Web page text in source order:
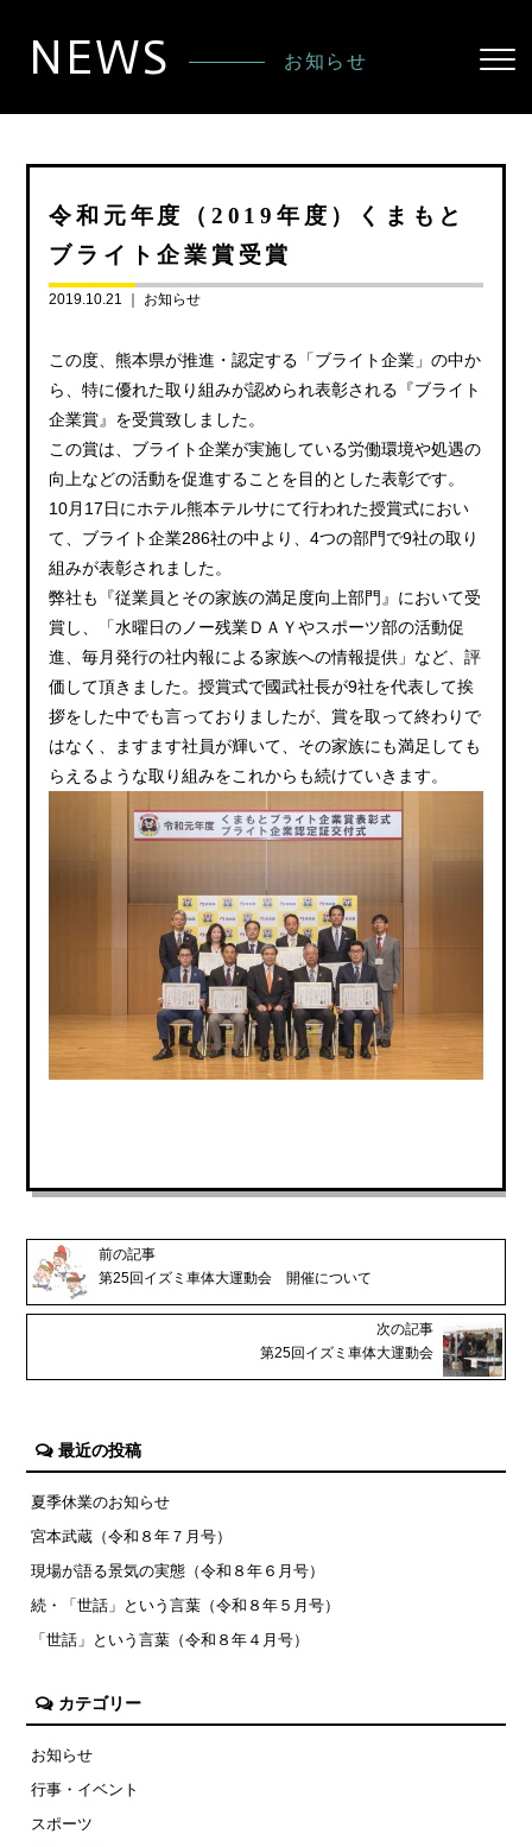
NEWS お知らせ
令和元年度（2019年度）くまもと
ブライト企業賞受賞
2019.10.21 ｜ お知らせ
この度、熊本県が推進・認定する「ブライト企業」の中か
ら、特に優れた取り組みが認められ表彰される『ブライト
企業賞』を受賞致しました。
この賞は、ブライト企業が実施している労働環境や処遇の
向上などの活動を促進することを目的とした表彰です。
10月17日にホテル熊本テルサにて行われた授賞式におい
て、ブライト企業286社の中より、4つの部門で9社の取り
組みが表彰されました。
弊社も『従業員とその家族の満足度向上部門』において受
賞し、「水曜日のノー残業ＤＡＹやスポーツ部の活動促
進、毎月発行の社内報による家族への情報提供」など、評
価して頂きました。授賞式で國武社長が9社を代表して挨
拶をした中でも言っておりましたが、賞を取って終わりで
はなく、ますます社員が輝いて、その家族にも満足しても
らえるような取り組みをこれからも続けていきます。
前の記事
第25回イズミ車体大運動会 開催について
次の記事
第25回イズミ車体大運動会
最近の投稿
夏季休業のお知らせ
宮本武蔵（令和８年７月号）
現場が語る景気の実態（令和８年６月号）
続・「世話」という言葉（令和８年５月号）
「世話」という言葉（令和８年４月号）
カテゴリー
お知らせ
行事・イベント
スポーツ